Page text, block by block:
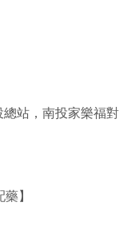
站，南投家樂福對
】